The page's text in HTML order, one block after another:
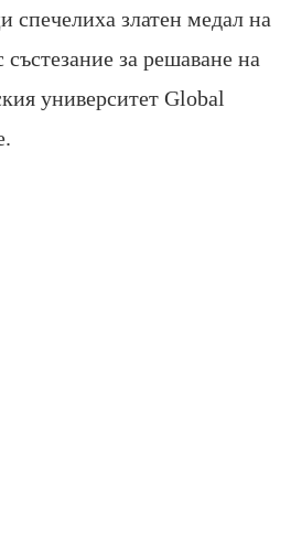
спечелиха златен медал на
състезание за решаване на
университет Global
.